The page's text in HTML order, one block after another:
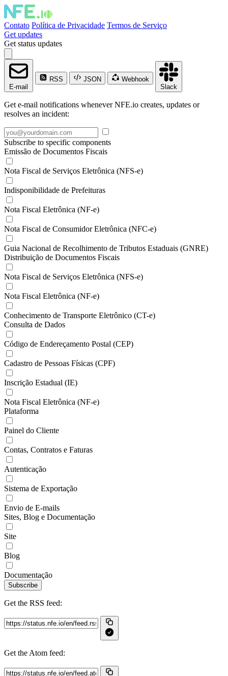
Contato Política de Privacidade Termos de Serviço
Get updates
Get status updates
E-mail
RSS JSON
Webhook
Slack
Get e-mail notifications whenever NFE.io creates, updates or
resolves an incident:
Subscribe to specific components
Emissão de Documentos Fiscais
Nota Fiscal de Serviços Eletrônica (NFS-e)
Indisponibilidade de Prefeituras
Nota Fiscal Eletrônica (NF-e)
Nota Fiscal de Consumidor Eletrônica (NFC-e)
Guia Nacional de Recolhimento de Tributos Estaduais (GNRE)
Distribuição de Documentos Fiscais
Nota Fiscal de Serviços Eletrônica (NFS-e)
Nota Fiscal Eletrônica (NF-e)
Conhecimento de Transporte Eletrônico (CT-e)
Consulta de Dados
Código de Endereçamento Postal (CEP)
Cadastro de Pessoas Físicas (CPF)
Inscrição Estadual (IE)
Nota Fiscal Eletrônica (NF-e)
Plataforma
Painel do Cliente
Contas, Contratos e Faturas
Autenticação
Sistema de Exportação
Envio de E-mails
Sites, Blog e Documentação
Site
Blog
Documentação
Subscribe
Get the RSS feed:
Get the Atom feed: